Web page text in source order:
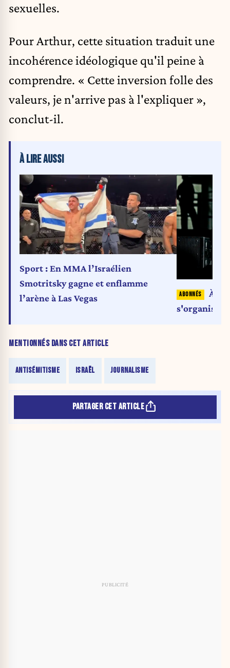
sexuelles.
Pour Arthur, cette situation traduit une
incohérence idéologique qu'il peine à
comprendre. « Cette inversion folle des
valeurs, je n'arrive pas à l'expliquer »,
conclut-il.
MENTIONNÉS DANS CET ARTICLE
ANTISÉMITISME ISRAËL JOURNALISME
À LIRE AUSSI
Sport : En MMA l’Israélien
Smotritsky gagne et enflamme
l’arène à Las Vegas
À
s'organise
PARTAGER CET ARTICLE